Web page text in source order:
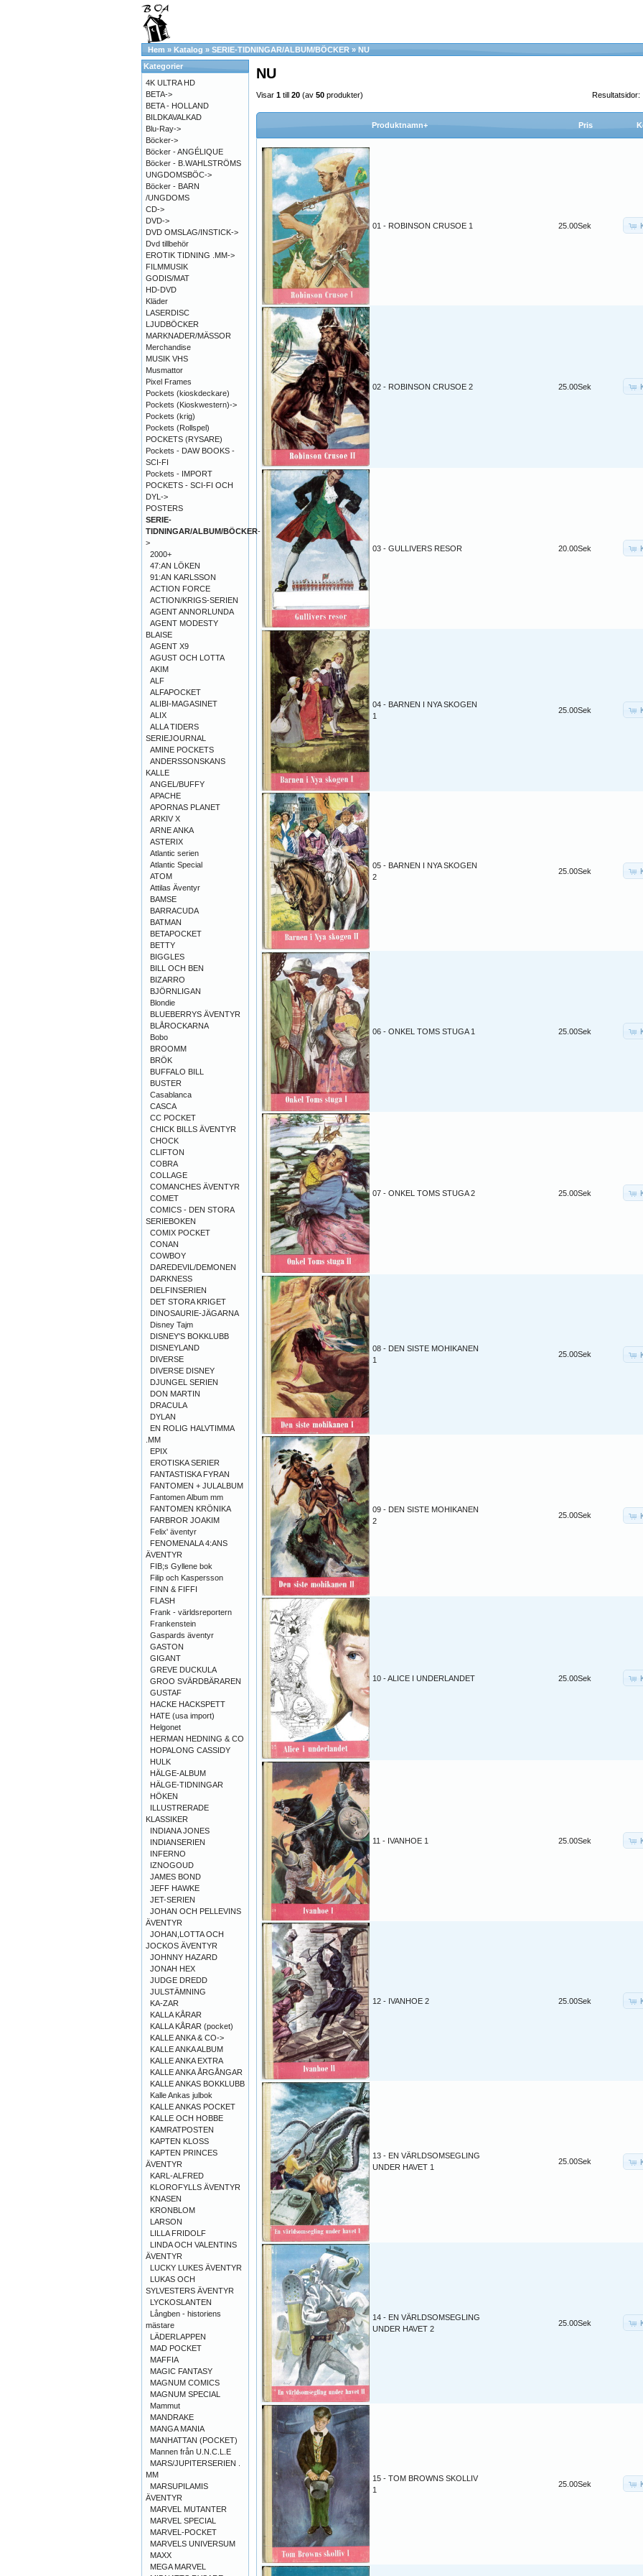
Hem » Katalog » SERIE-TIDNINGAR/ALBUM/BÖCKER » NU
NU
Resultatsidor:
Visar 1 till 20 (av 50 produkter)
Produktnamn+ Pris
01 - ROBINSON CRUSOE 1 25.00Sek
02 - ROBINSON CRUSOE 2 25.00Sek
03 - GULLIVERS RESOR 20.00Sek
04 - BARNEN I NYA SKOGEN
1
25.00Sek
05 - BARNEN I NYA SKOGEN
2
25.00Sek
06 - ONKEL TOMS STUGA 1 25.00Sek
07 - ONKEL TOMS STUGA 2 25.00Sek
08 - DEN SISTE MOHIKANEN
1
25.00Sek
09 - DEN SISTE MOHIKANEN
2
25.00Sek
10 - ALICE I UNDERLANDET 25.00Sek
11 - IVANHOE 1 25.00Sek
12 - IVANHOE 2 25.00Sek
13 - EN VÄRLDSOMSEGLING
UNDER HAVET 1
25.00Sek
14 - EN VÄRLDSOMSEGLING
UNDER HAVET 2
25.00Sek
15 - TOM BROWNS SKOLLIV
1
25.00Sek
Kategorier
4K ULTRA HD
BETA->
BETA - HOLLAND
BILDKAVALKAD
Blu-Ray->
Böcker->
Böcker - ANGÉLIQUE
Böcker - B.WAHLSTRÖMS
UNGDOMSBÖC->
Böcker - BARN
/UNGDOMS
CD->
DVD->
DVD OMSLAG/INSTICK->
Dvd tillbehör
EROTIK TIDNING .MM->
FILMMUSIK
GODIS/MAT
HD-DVD
Kläder
LASERDISC
LJUDBÖCKER
MARKNADER/MÄSSOR
Merchandise
MUSIK VHS
Musmattor
Pixel Frames
Pockets (kioskdeckare)
Pockets (Kioskwestern)->
Pockets (krig)
Pockets (Rollspel)
POCKETS (RYSARE)
Pockets - DAW BOOKS -
SCI-FI
Pockets - IMPORT
POCKETS - SCI-FI OCH
DYL->
POSTERS
SERIE-
TIDNINGAR/ALBUM/BÖCKER-
>
2000+
47:AN LÖKEN
91:AN KARLSSON
ACTION FORCE
ACTION/KRIGS-SERIEN
AGENT ANNORLUNDA
AGENT MODESTY
BLAISE
AGENT X9
AGUST OCH LOTTA
AKIM
ALF
ALFAPOCKET
ALIBI-MAGASINET
ALIX
ALLA TIDERS
SERIEJOURNAL
AMINE POCKETS
ANDERSSONSKANS
KALLE
ANGEL/BUFFY
APACHE
APORNAS PLANET
ARKIV X
ARNE ANKA
ASTERIX
Atlantic serien
Atlantic Special
ATOM
Attilas Äventyr
BAMSE
BARRACUDA
BATMAN
BETAPOCKET
BETTY
BIGGLES
BILL OCH BEN
BIZARRO
BJÖRNLIGAN
Blondie
BLUEBERRYS ÄVENTYR
BLÅROCKARNA
Bobo
BROOMM
BRÖK
BUFFALO BILL
BUSTER
Casablanca
CASCA
CC POCKET
CHICK BILLS ÄVENTYR
CHOCK
CLIFTON
COBRA
COLLAGE
COMANCHES ÄVENTYR
COMET
COMICS - DEN STORA
SERIEBOKEN
COMIX POCKET
CONAN
COWBOY
DAREDEVIL/DEMONEN
DARKNESS
DELFINSERIEN
DET STORA KRIGET
DINOSAURIE-JÄGARNA
Disney Tajm
DISNEY'S BOKKLUBB
DISNEYLAND
DIVERSE
DIVERSE DISNEY
DJUNGEL SERIEN
DON MARTIN
DRACULA
DYLAN
EN ROLIG HALVTIMMA
.MM
EPIX
EROTISKA SERIER
FANTASTISKA FYRAN
FANTOMEN + JULALBUM
Fantomen Album mm
FANTOMEN KRÖNIKA
FARBROR JOAKIM
Felix' äventyr
FENOMENALA 4:ANS
ÄVENTYR
FIB;s Gyllene bok
Filip och Kaspersson
FINN & FIFFI
FLASH
Frank - världsreportern
Frankenstein
Gaspards äventyr
GASTON
GIGANT
GREVE DUCKULA
GROO SVÄRDBÄRAREN
GUSTAF
HACKE HACKSPETT
HATE (usa import)
Helgonet
HERMAN HEDNING & CO
HOPALONG CASSIDY
HULK
HÄLGE-ALBUM
HÄLGE-TIDNINGAR
HÖKEN
ILLUSTRERADE
KLASSIKER
INDIANA JONES
INDIANSERIEN
INFERNO
IZNOGOUD
JAMES BOND
JEFF HAWKE
JET-SERIEN
JOHAN OCH PELLEVINS
ÄVENTYR
JOHAN,LOTTA OCH
JOCKOS ÄVENTYR
JOHNNY HAZARD
JONAH HEX
JUDGE DREDD
JULSTÄMNING
KA-ZAR
KALLA KÅRAR
KALLA KÅRAR (pocket)
KALLE ANKA & CO->
KALLE ANKA ALBUM
KALLE ANKA EXTRA
KALLE ANKA ÅRGÅNGAR
KALLE ANKAS BOKKLUBB
Kalle Ankas julbok
KALLE ANKAS POCKET
KALLE OCH HOBBE
KAMRATPOSTEN
KAPTEN KLOSS
KAPTEN PRINCES
ÄVENTYR
KARL-ALFRED
KLOROFYLLS ÄVENTYR
KNASEN
KRONBLOM
LARSON
LILLA FRIDOLF
LINDA OCH VALENTINS
ÄVENTYR
LUCKY LUKES ÄVENTYR
LUKAS OCH
SYLVESTERS ÄVENTYR
LYCKOSLANTEN
Långben - historiens
mästare
LÄDERLAPPEN
MAD POCKET
MAFFIA
MAGIC FANTASY
MAGNUM COMICS
MAGNUM SPECIAL
Mammut
MANDRAKE
MANGA MANIA
MANHATTAN (POCKET)
Mannen från U.N.C.L.E
MARS/JUPITERSERIEN .
MM
MARSUPILAMIS
ÄVENTYR
MARVEL MUTANTER
MARVEL SPECIAL
MARVEL-POCKET
MARVELS UNIVERSUM
MAXX
MEGA MARVEL